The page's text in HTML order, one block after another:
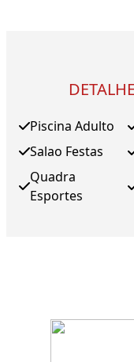
Piscina Adulto
Salao Festas
Quadra
Esportes